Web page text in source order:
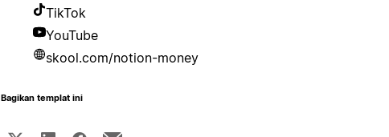
TikTok
YouTube
skool.com/notion-money
Bagikan templat ini